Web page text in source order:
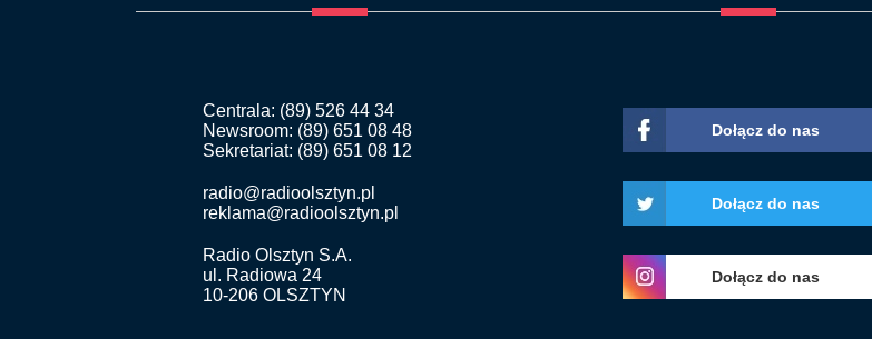
Centrala: (89) 526 44 34
Newsroom: (89) 651 08 48
Sekretariat: (89) 651 08 12
radio@radioolsztyn.pl
reklama@radioolsztyn.pl
Radio Olsztyn S.A.
ul. Radiowa 24
10-206 OLSZTYN
Dołącz do nas
Dołącz do nas
Dołącz do nas